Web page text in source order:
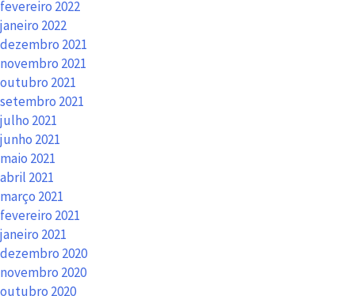
fevereiro 2022
janeiro 2022
dezembro 2021
novembro 2021
outubro 2021
setembro 2021
julho 2021
junho 2021
maio 2021
abril 2021
março 2021
fevereiro 2021
janeiro 2021
dezembro 2020
novembro 2020
outubro 2020